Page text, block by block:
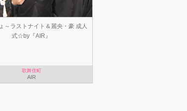
～ラストナイト＆麗央・豪 成人
式☆by『AIR』
歌舞伎町
AIR